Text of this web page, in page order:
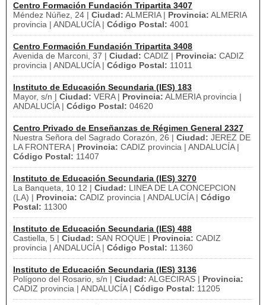
Centro Formación Fundación Tripartita 3407
Méndez Núñez, 24 | Ciudad: ALMERIA | Provincia: ALMERIA
provincia | ANDALUCÍA | Código Postal: 4001
Centro Formación Fundación Tripartita 3408
Avenida de Marconi, 37 | Ciudad: CADIZ | Provincia: CADIZ
provincia | ANDALUCÍA | Código Postal: 11011
Instituto de Educación Secundaria (IES) 183
Mayor, s/n | Ciudad: VERA | Provincia: ALMERIA provincia |
ANDALUCÍA | Código Postal: 04620
Centro Privado de Enseñanzas de Régimen General 2327
Nuestra Señora del Sagrado Corazón, 26 | Ciudad: JEREZ DE
LA FRONTERA | Provincia: CADIZ provincia | ANDALUCÍA |
Código Postal: 11407
Instituto de Educación Secundaria (IES) 3270
La Banqueta, 10 12 | Ciudad: LINEA DE LA CONCEPCION
(LA) | Provincia: CADIZ provincia | ANDALUCÍA | Código
Postal: 11300
Instituto de Educación Secundaria (IES) 488
Castiella, 5 | Ciudad: SAN ROQUE | Provincia: CADIZ
provincia | ANDALUCÍA | Código Postal: 11360
Instituto de Educación Secundaria (IES) 3136
Polígono del Rosario, s/n | Ciudad: ALGECIRAS | Provincia:
CADIZ provincia | ANDALUCÍA | Código Postal: 11205